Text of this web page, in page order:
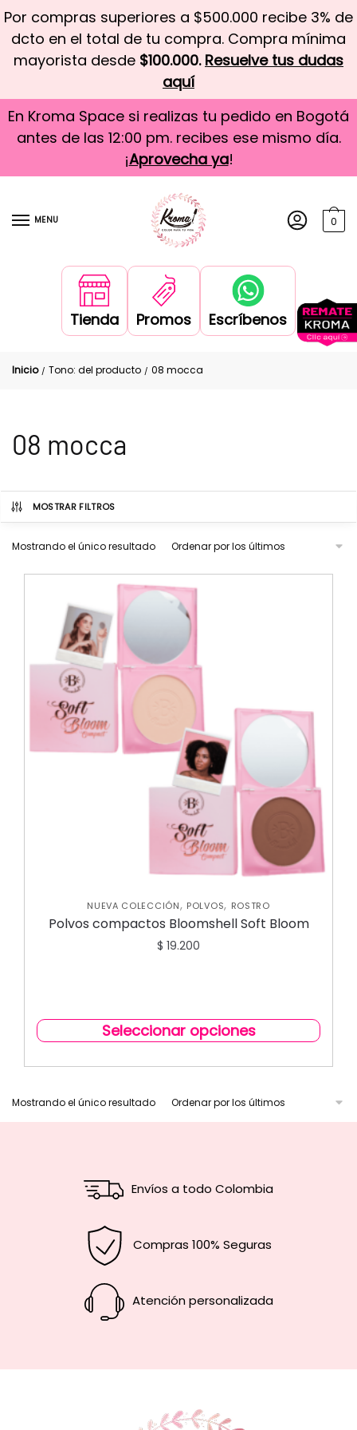
Por compras superiores a $500.000 recibe 3% de
dcto en el total de tu compra. Compra mínima
mayorista desde $100.000. Resuelve tus dudas
aquí
En Kroma Space si realizas tu pedido en Bogotá
antes de las 12:00 pm. recibes ese mismo día.
¡Aprovecha ya!
MENU 0
Tienda Promos Escríbenos
Inicio / Tono: del producto / 08 mocca
08 mocca
MOSTRAR FILTROS
Mostrando el único resultado
NUEVA COLECCIÓN, POLVOS, ROSTRO
Polvos compactos Bloomshell Soft Bloom
$ 19.200
Seleccionar opciones
Mostrando el único resultado
Envíos a todo Colombia
Compras 100% Seguras
Atención personalizada